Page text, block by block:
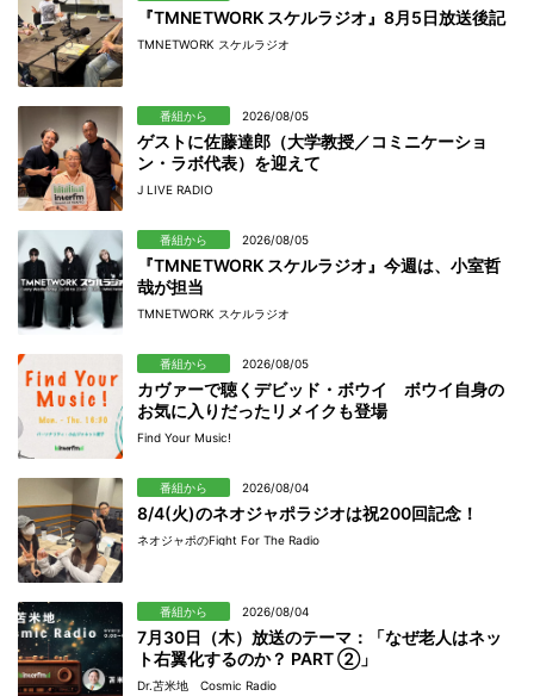
『TMNETWORK スケルラジオ』8月5日放送後記
TMNETWORK スケルラジオ
番組から 2026/08/05
ゲストに佐藤達郎（大学教授／コミニケーショ
ン・ラボ代表）を迎えて
J LIVE RADIO
番組から 2026/08/05
『TMNETWORK スケルラジオ』今週は、小室哲
哉が担当
TMNETWORK スケルラジオ
番組から 2026/08/05
カヴァーで聴くデビッド・ボウイ ボウイ自身の
お気に入りだったリメイクも登場
Find Your Music!
番組から 2026/08/04
8/4(火)のネオジャポラジオは祝200回記念！
ネオジャポのFight For The Radio
番組から 2026/08/04
7月30日（木）放送のテーマ：「なぜ老人はネッ
ト右翼化するのか？ PART ②」
Dr.苫米地 Cosmic Radio